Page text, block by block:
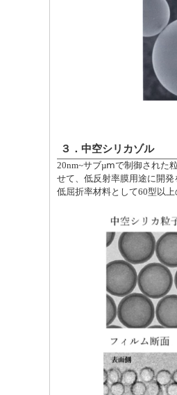
３．中空シリカゾル
20nm~サブµⅿで制御された
せて、低反射率膜用途に開
低屈折率材料として60型以